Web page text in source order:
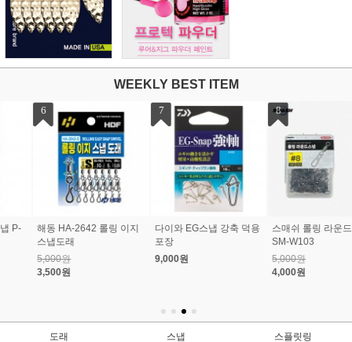
WEEKLY BEST ITEM
다이와 EG스냅 강축 덕용
9,000원
스매쉬 롤링 라운드스냅
SM-W103
5,000원
오너 지그스핀 스위벨도
래 TSS-51
9,000원
도래 스냅 스플릿링